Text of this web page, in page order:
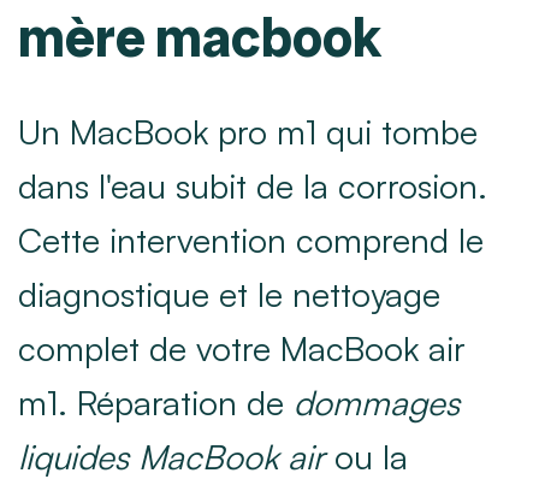
mère macbook
Un MacBook pro m1 qui tombe
dans l'eau subit de la corrosion.
Cette intervention comprend le
diagnostique et le nettoyage
complet de votre MacBook air
m1. Réparation de dommages
liquides MacBook airou la